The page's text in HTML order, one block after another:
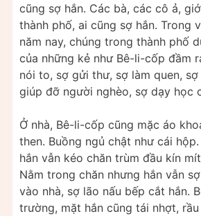
cũng sợ hắn. Các bà, các cô ả,
thành phố, ai cũng sợ hắn. Trong
năm nay, chúng trong thành phố
của những kẻ như Bê-li-cốp đầm
nói to, sợ gửi thư, sợ làm quen,
giúp đỡ người nghèo, sợ dạy học
Ở nhà, Bê-li-cốp cũng mặc áo
then. Buồng ngủ chật như cái
hắn vẫn kéo chăn trùm đầu kín
Nằm trong chăn nhưng hắn vẫn
vào nhà, sợ lão nấu bếp cắt hắn.
trường, mặt hắn cũng tái nhợt, rầu